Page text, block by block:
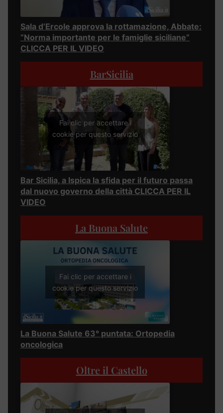
Sala d’Ercole approva la rottamazione, Abbate:
“Norma importante per le famiglie siciliane”
CLICCA PER IL VIDEO
BarSicilia
Fai clic per accettare i
cookie per questo servizio
Bar Sicilia, a Ispica la sfida per il futuro passa
dal nuovo governo della città CLICCA PER IL
VIDEO
La Buona Salute
Fai clic per accettare i
cookie per questo servizio
La Buona Salute 63° puntata: Ortopedia
oncologica
Oltre il Castello